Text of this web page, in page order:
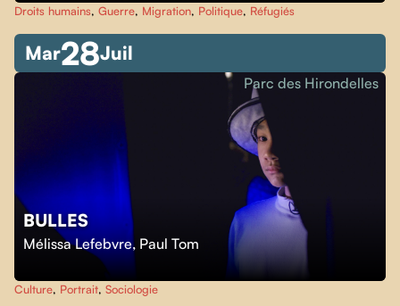
Droits humains, Guerre, Migration, Politique, Réfugiés
Mar28Juil
BULLES
Mélissa Lefebvre, Paul Tom
Parc des Hirondelles
Culture, Portrait, Sociologie